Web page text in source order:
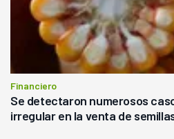
Financiero
Se detectaron numerosos
irregular en la venta de